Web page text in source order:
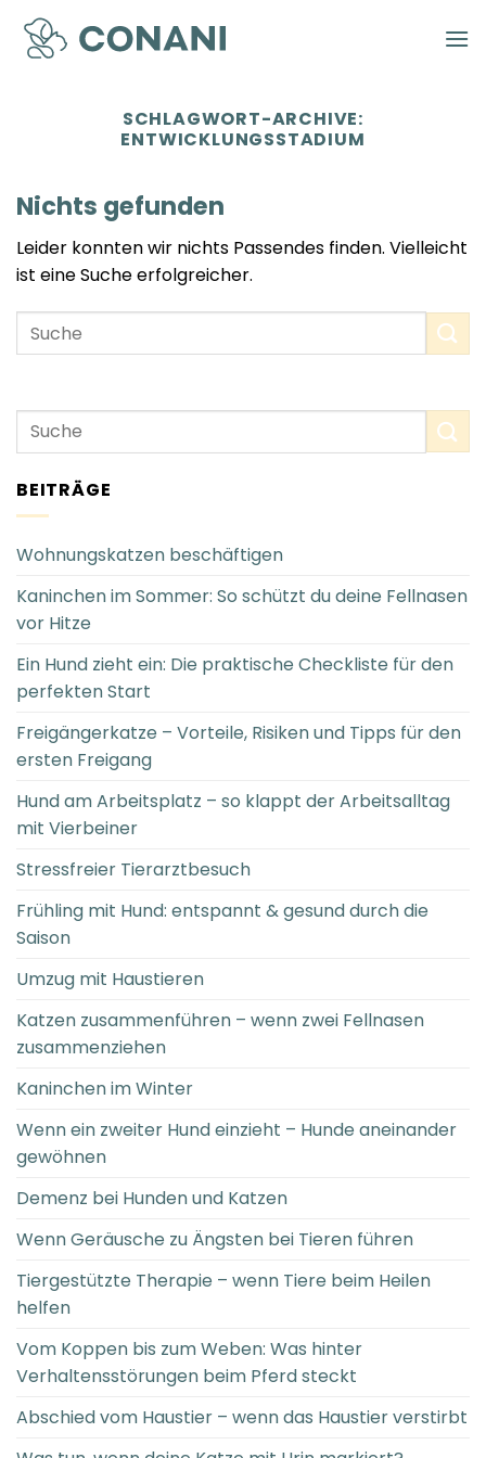
Zum
Inhalt
springen
SCHLAGWORT-ARCHIVE:
ENTWICKLUNGSSTADIUM
Nichts gefunden
Leider konnten wir nichts Passendes finden. Vielleicht
ist eine Suche erfolgreicher.
BEITRÄGE
Wohnungskatzen beschäftigen
Kaninchen im Sommer: So schützt du deine Fellnasen
vor Hitze
Ein Hund zieht ein: Die praktische Checkliste für den
perfekten Start
Freigängerkatze – Vorteile, Risiken und Tipps für den
ersten Freigang
Hund am Arbeitsplatz – so klappt der Arbeitsalltag
mit Vierbeiner
Stressfreier Tierarztbesuch
Frühling mit Hund: entspannt & gesund durch die
Saison
Umzug mit Haustieren
Katzen zusammenführen – wenn zwei Fellnasen
zusammenziehen
Kaninchen im Winter
Wenn ein zweiter Hund einzieht – Hunde aneinander
gewöhnen
Demenz bei Hunden und Katzen
Wenn Geräusche zu Ängsten bei Tieren führen
Tiergestützte Therapie – wenn Tiere beim Heilen
helfen
Vom Koppen bis zum Weben: Was hinter
Verhaltensstörungen beim Pferd steckt
Abschied vom Haustier – wenn das Haustier verstirbt